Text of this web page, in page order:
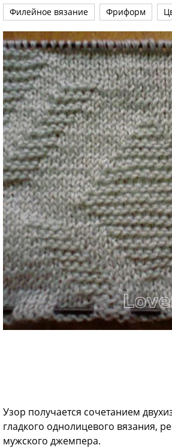
Филейное вязание
Фриформ
Узор получается сочетанием
гладкого однолицевого вязания,
мужского джемпера.